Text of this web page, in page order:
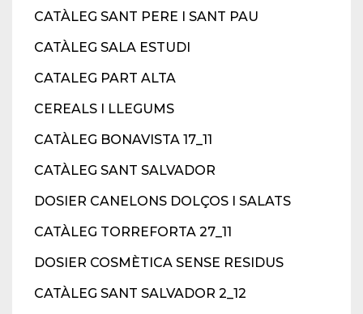
CATÀLEG SANT PERE I SANT PAU
CATÀLEG SALA ESTUDI
CATALEG PART ALTA
CEREALS I LLEGUMS
CATÀLEG BONAVISTA 17_11
CATÀLEG SANT SALVADOR
DOSIER CANELONS DOLÇOS I SALATS
CATÀLEG TORREFORTA 27_11
DOSIER COSMÈTICA SENSE RESIDUS
CATÀLEG SANT SALVADOR 2_12